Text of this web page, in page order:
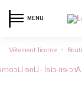
MENU
Vêtement licorne »